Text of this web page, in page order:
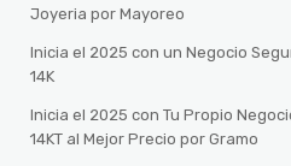
Joyeria por Mayoreo
Inicia el 2025 con un Negocio
14K
Inicia el 2025 con Tu Propio
14KT al Mejor Precio por Gramo